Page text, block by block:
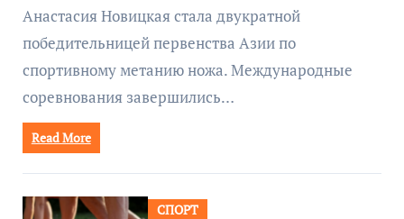
Анастасия Новицкая стала двукратной
победительницей первенства Азии по
спортивному метанию ножа. Международные
соревнования завершились…
Read More
СПОРТ